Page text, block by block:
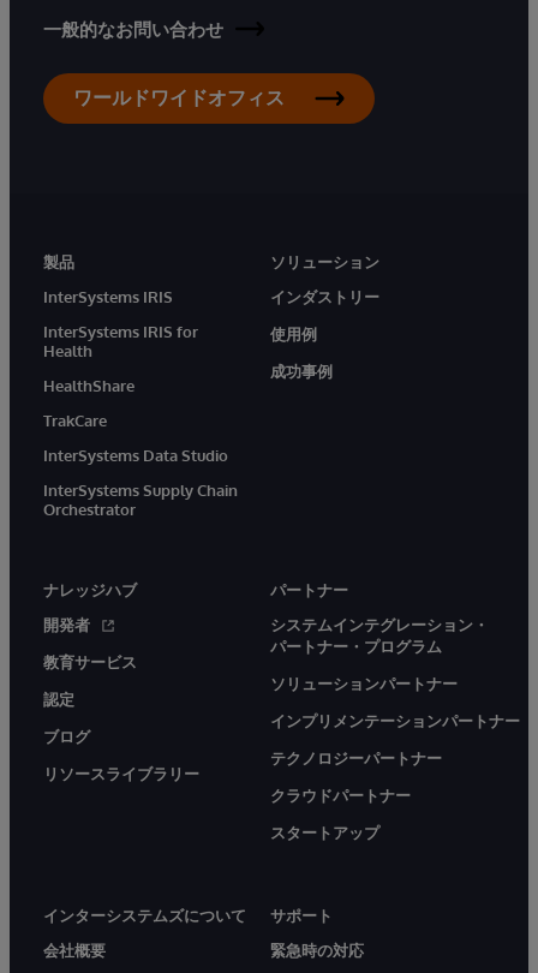
一般的なお問い合わせ
ワールドワイドオフィス
製品
InterSystems IRIS
InterSystems IRIS for
Health
HealthShare
TrakCare
InterSystems Data Studio
InterSystems Supply Chain
Orchestrator
ソリューション
インダストリー
使用例
成功事例
ナレッジハブ
開発者
教育サービス
認定
ブログ
リソースライブラリー
パートナー
システムインテグレーション・
パートナー・プログラム
ソリューションパートナー
インプリメンテーションパートナー
テクノロジーパートナー
クラウドパートナー
スタートアップ
インターシステムズについて
会社概要
サポート
緊急時の対応